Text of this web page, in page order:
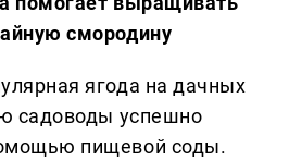
смородину
ягода на дачных
садоводы успешно
пищевой соды.